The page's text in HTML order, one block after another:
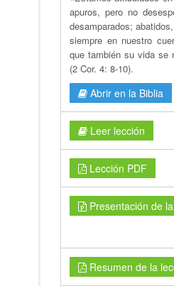
apuros, pero no
desamparados;
siempre en nuestro
que también su vida se
(2 Cor. 4: 8-10).
Abrir en la Biblia
Leer lección
Lección PDF
Presentación de
Resumen de la